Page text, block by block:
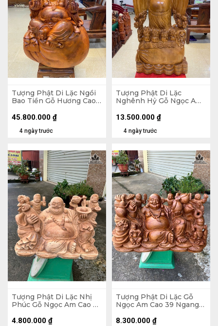
Tượng Phật Di Lặc Ngồi
Bao Tiền Gỗ Hương Cao
- 155kg
4 ngày trước
45.800.000 ₫
Tượng Phật Di Lặc
Nghênh Hỷ Gỗ Ngọc Am
(cm)
4 ngày trước
13.500.000 ₫
Tượng Phật Di Lặc Nhị
Phúc Gỗ Ngọc Am Cao 30
4.800.000 ₫
Tượng Phật Di Lặc Gỗ
Ngọc Am Cao 39 Ngang
8.300.000 ₫